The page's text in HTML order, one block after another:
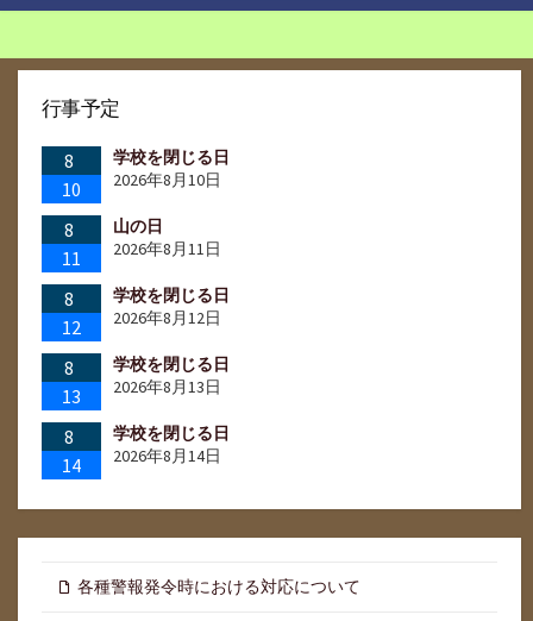
稿
の
ペ
ー
ジ
送
り
行事予定
8
10
学校を閉じる日
2026年8月10日
8
11
山の日
2026年8月11日
8
12
学校を閉じる日
2026年8月12日
8
13
学校を閉じる日
2026年8月13日
8
14
学校を閉じる日
2026年8月14日
各種警報発令時における対応について